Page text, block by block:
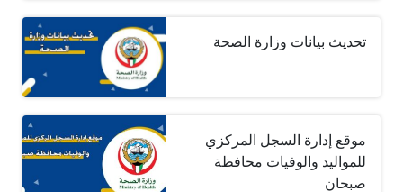
تحديث بيانات وزارة الصحة
موقع إدارة السجل المركزي
للمواليد والوفيات محافظة
صبحان